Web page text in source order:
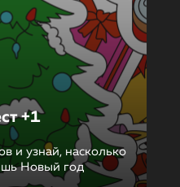
+1
и узнай, насколько
Новый год